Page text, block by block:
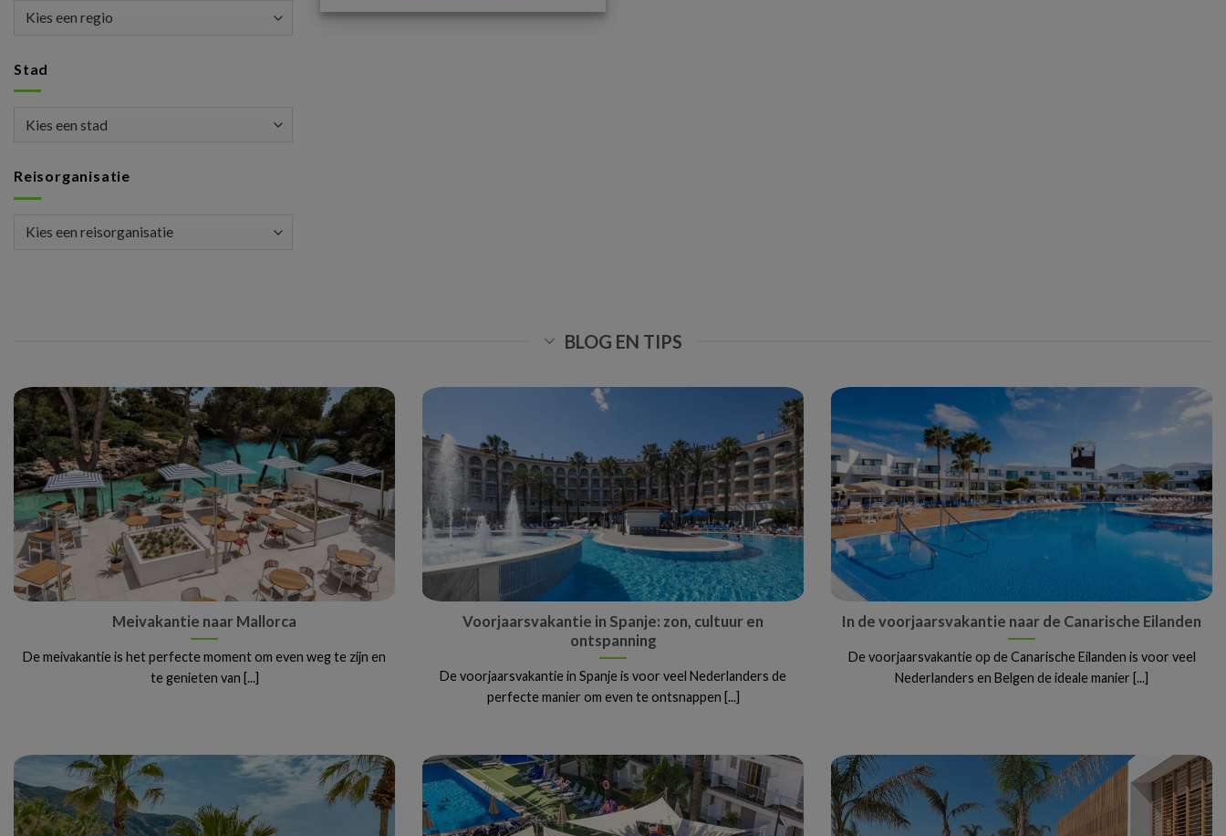
Stad
Reisorganisatie
BLOG EN TIPS
Meivakantie naar Mallorca
De meivakantie is het perfecte moment om even weg te zijn en
te genieten van [...]
Voorjaarsvakantie in Spanje: zon, cultuur en
ontspanning
De voorjaarsvakantie in Spanje is voor veel Nederlanders de
perfecte manier om even te ontsnappen [...]
In de voorjaarsvakantie naar de Canarische Eilanden
De voorjaarsvakantie op de Canarische Eilanden is voor veel
Nederlanders en Belgen de ideale manier [...]